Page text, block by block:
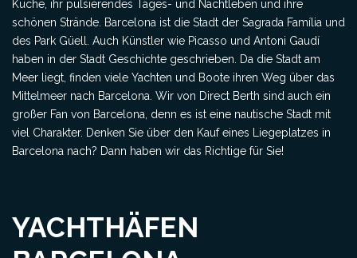
Küche, ihr pulsierendes Tages- und Nachtleben und ihre
schönen Strände. Barcelona ist die Stadt der Sagrada Família und
des Park Güell. Auch Künstler wie Picasso und Antoni Gaudí
haben in der Stadt Geschichte geschrieben. Da die Stadt am
Meer liegt, finden viele Yachten und Boote ihren Weg über das
Mittelmeer nach Barcelona. Wir von Direct Berth sind auch ein
großer Fan von Barcelona, denn es ist eine nautische Stadt mit
viel Charakter. Denken Sie über den Kauf eines Liegeplatzes in
Barcelona nach? Dann haben wir das Richtige für Sie!
YACHTHÄFEN